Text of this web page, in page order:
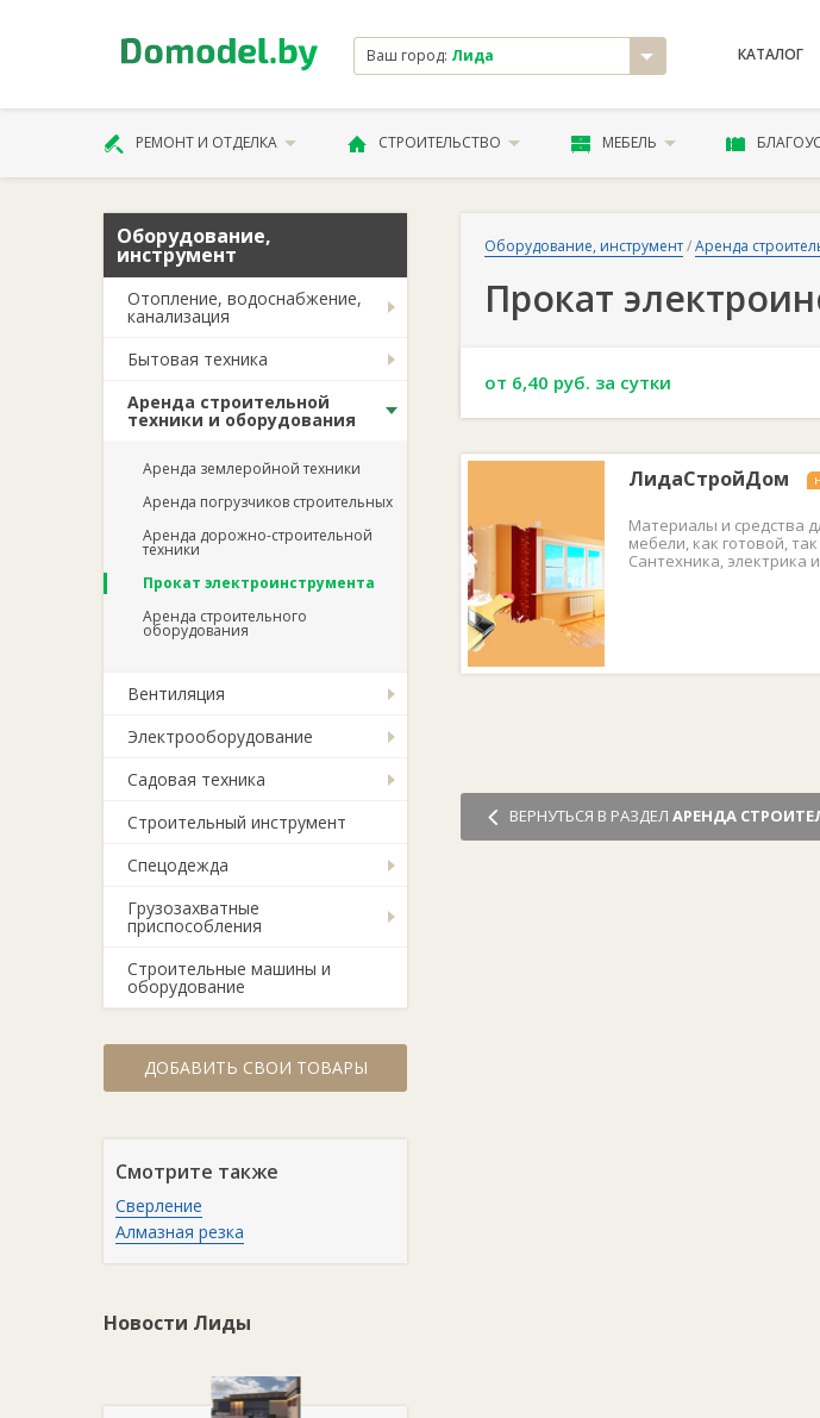
Ваш город: Лида КАТАЛОГ
РЕМОНТ И ОТДЕЛКА СТРОИТЕЛЬСТВО МЕБЕЛЬ
Оборудование,
инструмент
Отопление, водоснабжение,
канализация
Бытовая техника
Аренда строительной
техники и оборудования
Аренда землеройной техники
Аренда погрузчиков строительных
Аренда дорожно-строительной
техники
Прокат электроинструмента
Аренда строительного
оборудования
Вентиляция
Электрооборудование
Садовая техника
Строительный инструмент
Спецодежда
Грузозахватные
приспособления
Строительные машины и
оборудование
ДОБАВИТЬ СВОИ ТОВАРЫ
Смотрите также
Сверление
Алмазная резка
Новости Лиды
Оборудование, инструмент/Аренда
Прокат
от 6,40 руб. за сутки
ЛидаСтройДом
Материалы и средства
мебели, как готовой,
Сантехника, электрика
ВЕРНУТЬСЯ В РАЗДЕЛ АРЕНДА